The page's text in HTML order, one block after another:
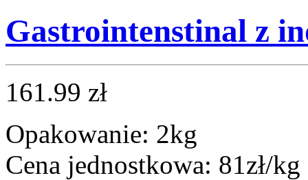
Gastrointenstinal z
161.99 zł
Opakowanie: 2kg
Cena jednostkowa: 81zł/kg